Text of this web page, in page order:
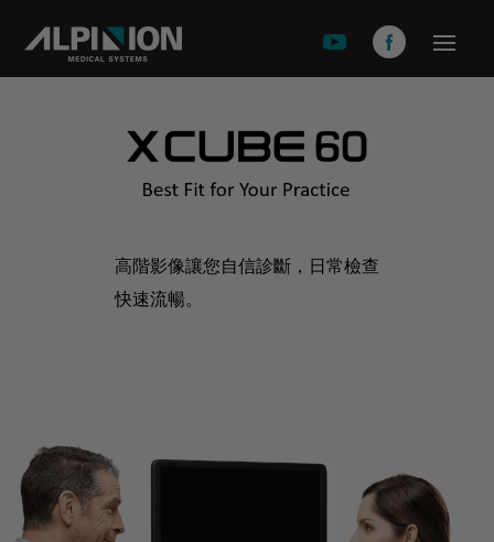
關於安倍影
產品介紹
X-CUBE 60
X-CUBE 50
minisono
高階影像讓您自信診斷，日常檢查
快速流暢。